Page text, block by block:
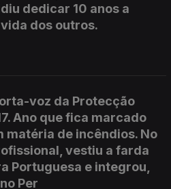
dedicar 10 anos a
dos outros.
voz da Protecção
Ano que fica marcado
matéria de incêndios. No
vestiu a farda
Portuguesa e integrou,
Per